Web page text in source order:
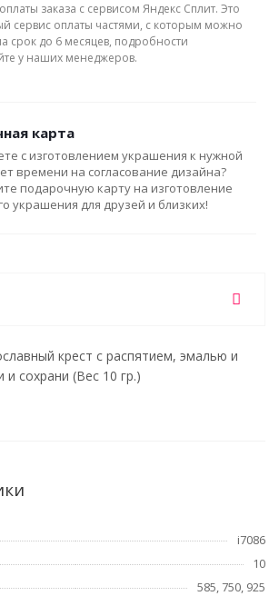
заказа с сервисом Яндекс Сплит. Это
сервис оплаты частями, с которым можно
срок до 6 месяцев, подробности
у наших менеджеров.
карта
с изготовлением украшения к нужной
времени на согласование дизайна?
подарочную карту на изготовление
украшения для друзей и близких!
крест с распятием, эмалью и
и сохрани (Вес 10 гр.)
i7086
10
585, 750, 925